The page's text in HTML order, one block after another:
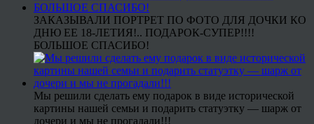
ЗАКАЗЫВАЛИ ПОРТРЕТ ПО ФОТО ДЛЯ ДОЧКИ КО
ДНЮ ЕЕ 18-ЛЕТИЯ!.. ПОДАРОК-СУПЕР!!!!
БОЛЬШОЕ СПАСИБО!
Мы решили сделать ему подарок в виде исторической
картины нашей семьи и подарить статуэтку — шарж от
дочери и мы не прогадали!!!